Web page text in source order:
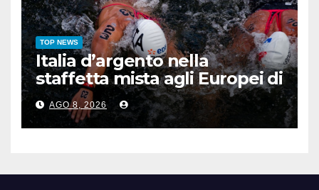
TOP NEWS
Italia d’argento nella
staffetta mista agli Europei di
nuoto di fondo
AGO 8, 2026